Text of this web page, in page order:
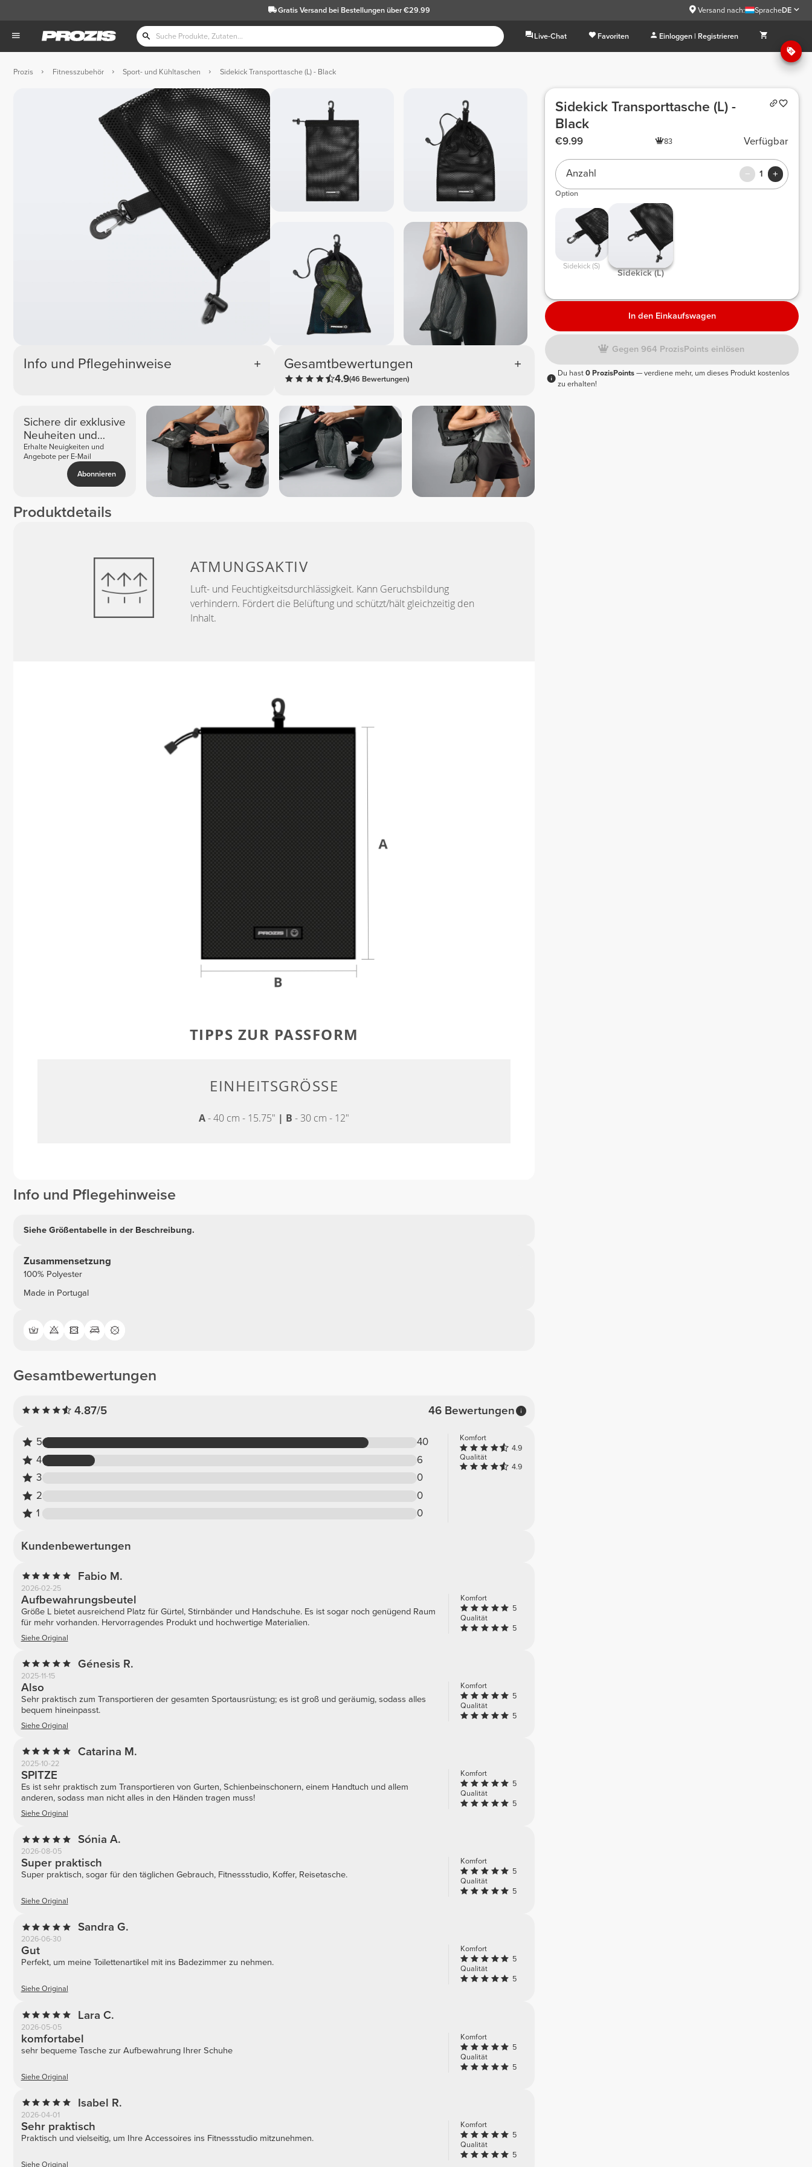
Gratis Versandbei Bestellungen über €29.99 Versand nach: SpracheDE
Live-Chat Favoriten Einloggen | Registrieren
Prozis Fitnesszubehör Sport- und Kühltaschen Sidekick Transporttasche (L) - Black
Info und Pflegehinweise Gesamtbewertungen
4.9(46 Bewertungen)
Sichere dir exklusive
Neuheiten und
Angebote
Erhalte Neuigkeiten und
Angebote per E-Mail
Abonnieren
Produktdetails
ATMUNGSAKTIV
Luft- und Feuchtigkeitsdurchlässigkeit. Kann Geruchsbildung
verhindern. Fördert die Belüftung und schützt/hält gleichzeitig den
Inhalt.
TIPPS ZUR PASSFORM
EINHEITSGRÖSSE
A- 40 cm - 15.75" | B - 30 cm - 12"
Info und Pflegehinweise
Siehe Größentabelle in der Beschreibung.
Zusammensetzung
100% Polyester
Made in Portugal
Gesamtbewertungen
4.87/5 46 Bewertungen
5
40
4
6
3
0
2
0
1
0
Komfort
4.9
Qualität
4.9
Kundenbewertungen
Fabio M.
2026-02-25
Komfort
5
Qualität
5
Aufbewahrungsbeutel
Größe L bietet ausreichend Platz für Gürtel, Stirnbänder und Handschuhe. Es ist sogar noch genügend Raum
für mehr vorhanden. Hervorragendes Produkt und hochwertige Materialien.
Siehe Original
Génesis R.
2025-11-15
Komfort
5
Qualität
5
Also
Sehr praktisch zum Transportieren der gesamten Sportausrüstung; es ist groß und geräumig, sodass alles
bequem hineinpasst.
Siehe Original
Catarina M.
2025-10-22
Komfort
5
Qualität
5
SPITZE
Es ist sehr praktisch zum Transportieren von Gurten, Schienbeinschonern, einem Handtuch und allem
anderen, sodass man nicht alles in den Händen tragen muss!
Siehe Original
Sónia A.
2026-08-05
Komfort
5
Qualität
5
Super praktisch
Super praktisch, sogar für den täglichen Gebrauch, Fitnessstudio, Koffer, Reisetasche.
Siehe Original
Sandra G.
2026-06-30
Komfort
5
Qualität
5
Gut
Perfekt, um meine Toilettenartikel mit ins Badezimmer zu nehmen.
Siehe Original
Lara C.
2026-05-05
Komfort
5
Qualität
5
komfortabel
sehr bequeme Tasche zur Aufbewahrung Ihrer Schuhe
Siehe Original
Isabel R.
2026-04-01
Komfort
5
Qualität
5
Sehr praktisch
Praktisch und vielseitig, um Ihre Accessoires ins Fitnessstudio mitzunehmen.
Siehe Original
Sidekick Transporttasche (L) -
Black
€9.99 83 Verfügbar
Anzahl 1
Option
Sidekick (S)
Sidekick (L)
In den Einkaufswagen
Gegen 964 ProzisPoints einlösen
Du hast0 ProzisPoints— verdiene mehr, um dieses Produkt kostenlos
zu erhalten!